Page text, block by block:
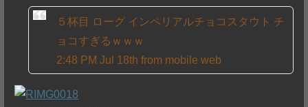
５杯目 ローグ インペリアルチョコスタウト チ
ョコすぎるｗｗｗ
2:48 PM Jul 18th from mobile web